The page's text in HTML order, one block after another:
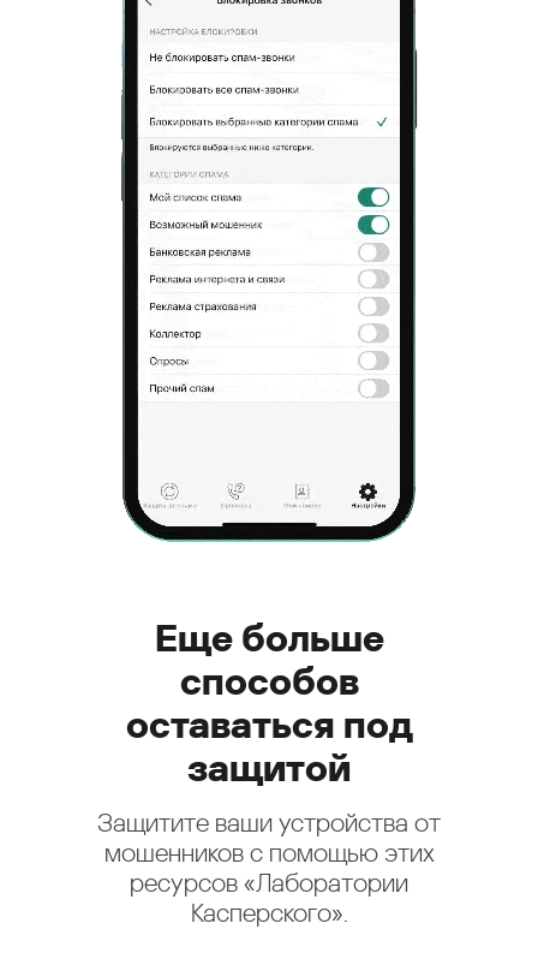
Еще больше
способов
оставаться под
защитой
Защитите ваши устройства от
мошенников с помощью этих
ресурсов «Лаборатории
Касперского».